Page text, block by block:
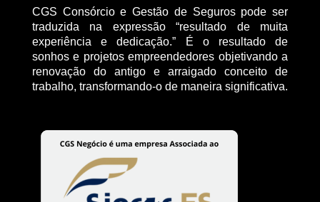
CGS Consórcio e Gestão de Seguros pode ser
traduzida na expressão “resultado de muita
experiência e dedicação.” É o resultado de
sonhos e projetos empreendedores objetivando a
renovação do antigo e arraigado conceito de
trabalho, transformando-o de maneira significativa.